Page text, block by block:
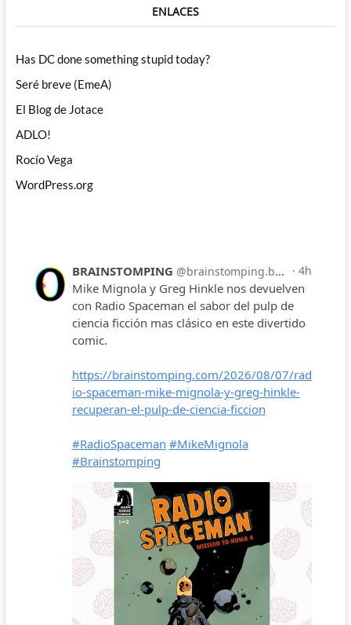
ENLACES
Has DC done something stupid today?
Seré breve (EmeA)
El Blog de Jotace
ADLO!
Rocío Vega
WordPress.org